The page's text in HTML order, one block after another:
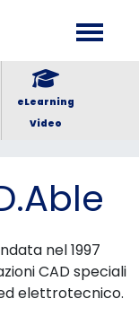
eLearning
Video
nel 1997
CAD speciali
elettrotecnico.